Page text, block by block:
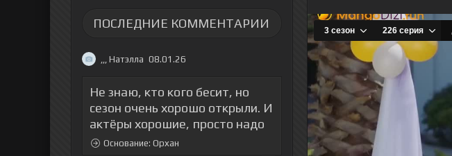
ПОСЛЕДНИЕ КОММЕНТАРИИ
,,, Натэлла 08.01.26
Не знаю, кто кого бесит, но
сезон очень хорошо открыли. И
актёры хорошие, просто надо
Основание: Орхан